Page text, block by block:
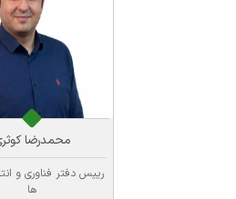
محمدرضا
رییس دفتر فناوری و
ها